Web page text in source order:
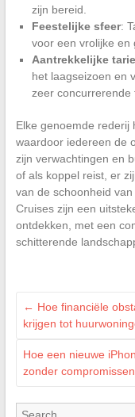
zijn bereid.
Feestelijke sfeer:
voor een vrolijke en
Aantrekkelijke
het laagseizoen en
zeer concurrerende
Elke genoemde rederij
waardoor iedereen de
zijn verwachtingen en
of als koppel reist, er
van de schoonheid
Cruises zijn een
ontdekken, met een
schitterende
← Hoe financiële
krijgen tot
Hoe een nieuwe
zonder compromissen